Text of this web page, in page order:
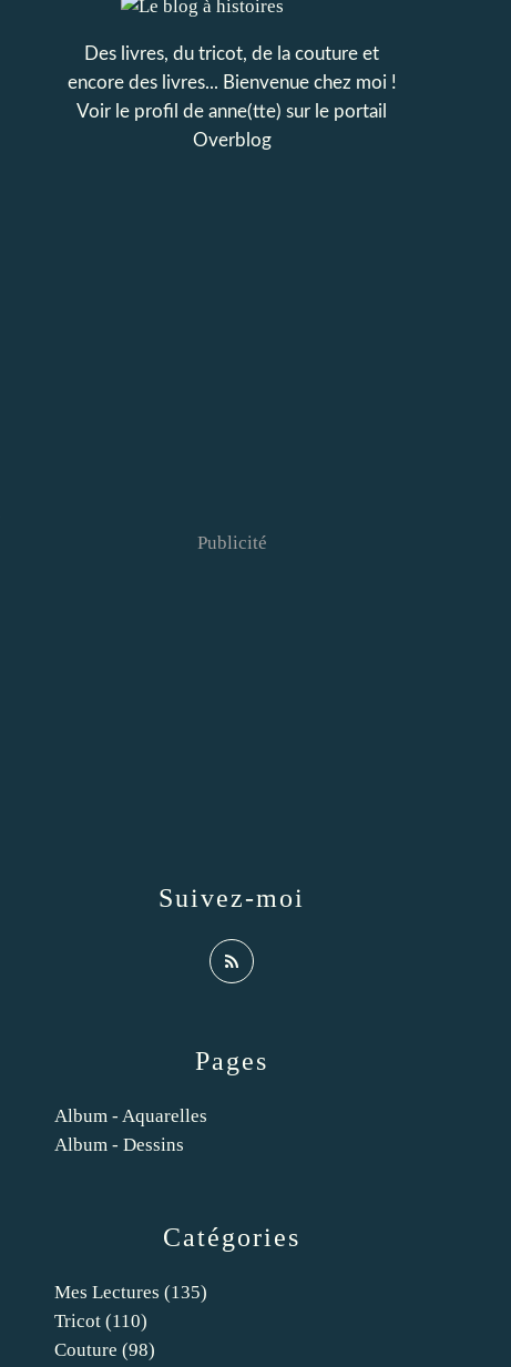
Catégories
Mes Lectures (135)
Tricot (110)
Couture (98)
Pages
Album - Aquarelles
Album - Dessins
Des livres, du tricot, de la couture et
encore des livres... Bienvenue chez moi !
Voir le profil de anne(tte) sur le portail
Overblog
Suivez-moi
Publicité